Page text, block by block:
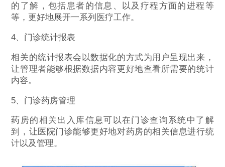
的了解，包括患者的信息、以及疗程方面的进程等
等，更好地展开一系列医疗工作。
4、门诊统计报表
相关的统计报表会以数据化的方式为用户呈现出来，
让管理者能够根据数据内容更好地查看所需要的统计
内容。
5、门诊药房管理
药房的相关出入库信息可以在门诊查询系统中了解
到，让医院门诊能够更好地对药房的相关信息进行统
计以及管理。